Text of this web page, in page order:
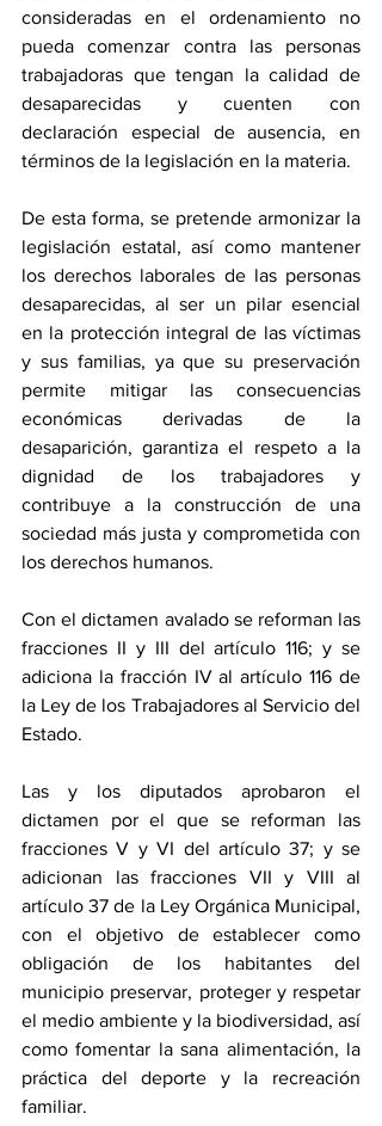
consideradas en el ordenamiento no
pueda comenzar contra las personas
trabajadoras que tengan la calidad de
desaparecidas y cuenten con
declaración especial de ausencia, en
términos de la legislación en la materia.
De esta forma, se pretende armonizar la
legislación estatal, así como mantener
los derechos laborales de las personas
desaparecidas, al ser un pilar esencial
en la protección integral de las víctimas
y sus familias, ya que su preservación
permite mitigar las consecuencias
económicas derivadas de la
desaparición, garantiza el respeto a la
dignidad de los trabajadores y
contribuye a la construcción de una
sociedad más justa y comprometida con
los derechos humanos.
Con el dictamen avalado se reforman las
fracciones II y III del artículo 116; y se
adiciona la fracción IV al artículo 116 de
la Ley de los Trabajadores al Servicio del
Estado.
Las y los diputados aprobaron el
dictamen por el que se reforman las
fracciones V y VI del artículo 37; y se
adicionan las fracciones VII y VIII al
artículo 37 de la Ley Orgánica Municipal,
con el objetivo de establecer como
obligación de los habitantes del
municipio preservar, proteger y respetar
el medio ambiente y la biodiversidad, así
como fomentar la sana alimentación, la
práctica del deporte y la recreación
familiar.